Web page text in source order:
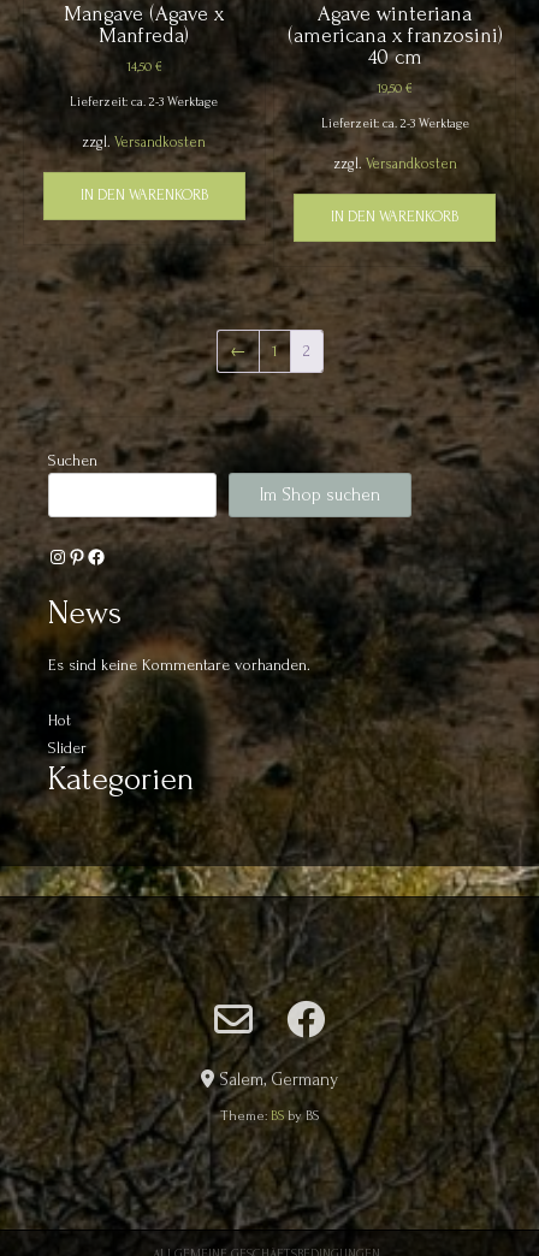
Agave winteriana
(americana x franzosini)
40 cm
19,50€
Lieferzeit: ca. 2-3 Werktage
zzgl. Versandkosten
IN DEN WARENKORB
Mangave (Agave x
Manfreda)
14,50 €
Lieferzeit: ca. 2-3 Werktage
zzgl.Versandkosten
IN DEN WARENKORB
← 1 2
Suchen
Im Shop suchen
Instagram
Pinterest
Facebook
News
Es sind keine Kommentare vorhanden.
Hot
Slider
Kategorien
Salem, Germany
Theme: BS by BS